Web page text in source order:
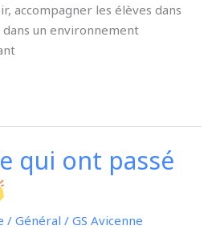
accompagner les élèves dans
un environnement
qui ont passé
/Général /GS Avicenne